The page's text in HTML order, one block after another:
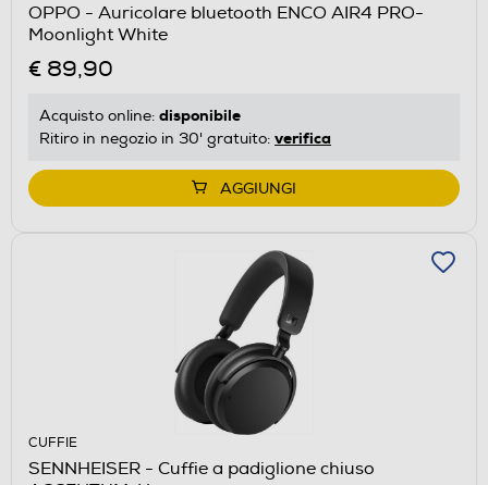
OPPO - Auricolare bluetooth ENCO AIR4 PRO-
Moonlight White
€ 89,90
Acquisto online: disponibile
Ritiro in negozio in 30' gratuito: verifica
AGGIUNGI
CUFFIE
SENNHEISER - Cuffie a padiglione chiuso